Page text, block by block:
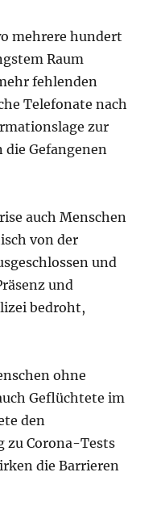
mehrere hundert
Raum
fehlenden
Telefonate nach
zur
Gefangenen
auch Menschen
von der
und
und
bedroht,
ohne
Geflüchtete im
den
zu Corona-Tests
die Barrieren